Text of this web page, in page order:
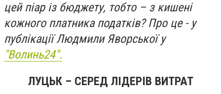
цей піар із бюджету, тобто – з кишені
кожного платника податків? Про це - у
публікації Людмили Яворської у
"Волинь24".
ЛУЦЬК – СЕРЕД ЛІДЕРІВ ВИТРАТ